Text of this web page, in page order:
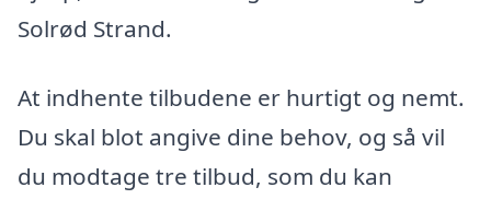
Solrød Strand.
At indhente tilbudene er hurtigt og nemt.
Du skal blot angive dine behov, og så vil
du modtage tre tilbud, som du kan